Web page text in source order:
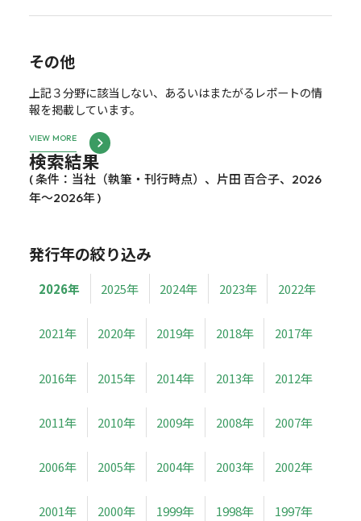
その他
上記３分野に該当しない、あるいはまたがるレポートの情
報を掲載しています。
VIEW MORE
検索結果
( 条件：当社（執筆・刊行時点）、片田 百合子、2026
年～2026年 )
発行年の絞り込み
2026年 2025年 2024年 2023年 2022年
2021年 2020年 2019年 2018年 2017年
2016年 2015年 2014年 2013年 2012年
2011年 2010年 2009年 2008年 2007年
2006年 2005年 2004年 2003年 2002年
2001年 2000年 1999年 1998年 1997年